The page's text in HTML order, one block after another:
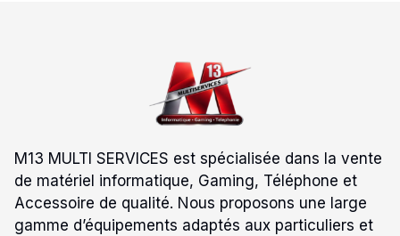
M13 MULTI SERVICES est spécialisée dans la vente
de matériel informatique, Gaming, Téléphone et
Accessoire de qualité. Nous proposons une large
gamme d’équipements adaptés aux particuliers et